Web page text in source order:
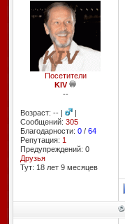
Посетители
KIV
--
Возраст: -- |
|
Сообщений: 305
Благодарности: 0/ 64
Репутация: 1
Предупреждений: 0
Друзья
Тут: 18 лет 9 месяцев